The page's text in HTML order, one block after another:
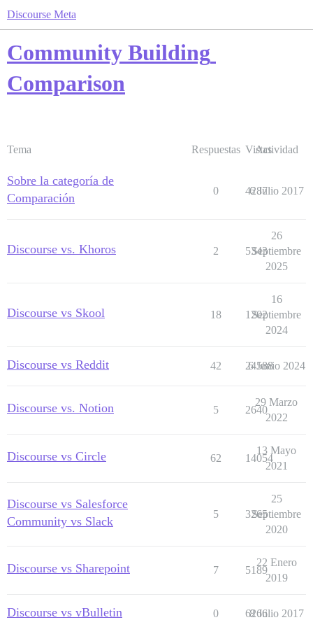
Discourse Meta
Community Building
Comparison
Tema Respuestas Vistas
Actividad
Sobre la categoría de
Comparación
0 4287
6 Julio 2017
Discourse vs. Khoros 2 5343
26
Septiembre
2025
Discourse vs Skool 18 1202
16
Septiembre
2024
Discourse vs Reddit 42 24588
6 Junio 2024
Discourse vs. Notion 5 2640
29 Marzo
2022
Discourse vs Circle 62 14054
13 Mayo
2021
Discourse vs Salesforce
Community vs Slack
5 3265
25
Septiembre
2020
Discourse vs Sharepoint 7 5189
22 Enero
2019
Discourse vs vBulletin 0 6266
8 Julio 2017